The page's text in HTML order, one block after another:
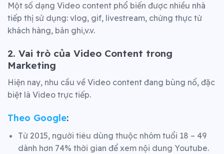
Một số dạng Video content phổ biến được nhiều nhà
tiếp thị sử dụng: vlog, gif, livestream, chứng thực từ
khách hàng, bản ghi,v.v.
2. Vai trò của Video Content trong
Marketing
Hiện nay, nhu cầu về Video content đang bùng nổ, đặc
biệt là Video trực tiếp.
Theo Google:
Từ 2015, người tiêu dùng thuộc nhóm tuổi 18 – 49
dành hơn 74% thời gian để xem nội dung Youtube.